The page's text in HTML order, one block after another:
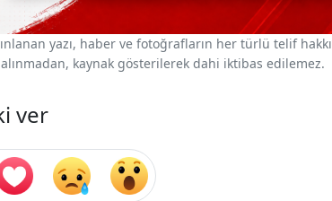
yazı, haber ve fotoğrafların her türlü telif hakkı
kaynak gösterilerek dahi iktibas edilemez.
ver